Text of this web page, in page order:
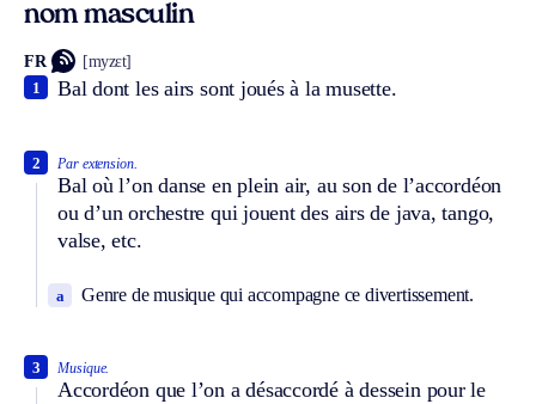
nom masculin
FR [myzɛt]
Bal dont les airs sont joués à la musette.
1
Par extension.
Bal où l’on danse en plein air, au son de l’accordéon
ou d’un orchestre qui jouent des airs de java, tango,
valse, etc.
2
Genre de musique qui accompagne ce divertissement.
a
Musique.
Accordéon que l’on a désaccordé à dessein pour le
3